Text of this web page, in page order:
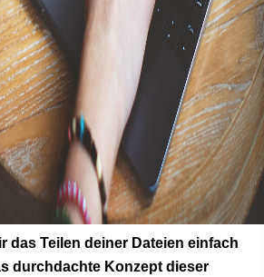
das Teilen deiner Dateien einfach
durchdachte Konzept dieser